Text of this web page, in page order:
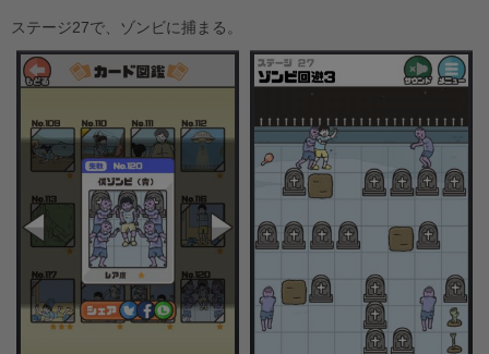
ステージ27で、ゾンビに捕まる。